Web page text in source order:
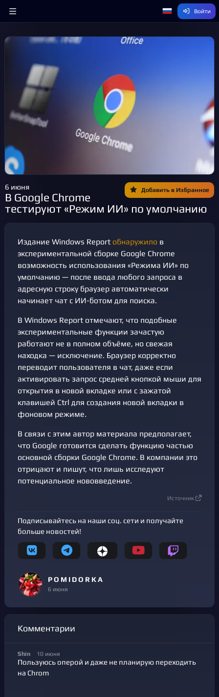
Войти
Добавить в Избранное
6 июня
В Google Chrome
тестируют «Режим ИИ» по умолчанию
Издание Windows Report обнаружило в
экспериментальной сборке Google Chrome
возможность использования «Режима ИИ» по
умолчанию — после ввода любого запроса в
адресную строку браузер автоматически
начинает чат с ИИ-ботом для поиска.
В Windows Report отмечают, что подобные
экспериментальные функции зачастую
работают не в полном объёме, но свежая
находка — исключение. Браузер корректно
переводит пользователя в чат, даже если
активировать запрос средней кнопкой мыши для
открытия в новой вкладке или с зажатой
клавишей Ctrl для создания новой вкладки в
фоновом режиме.
В связи с этим автор материала предполагает,
что Google готовится сделать функцию частью
основной сборки Google Chrome. В компании это
отрицают и пишут, что лишь исследуют
потенциальное нововведение.
Источник
Подписывайтесь на наши соц. сети и получайте
больше новостей!
P O M I D O R K A
6 июня
Комментарии
Shin 10 июня
Пользуюсь оперой и даже не планирую переходить
на Chrom